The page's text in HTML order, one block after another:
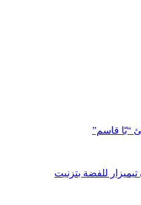
“بّا قاسم”
للفضة بتزنيت